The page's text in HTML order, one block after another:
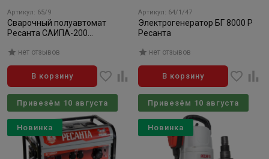
Артикул: 65/9
Сварочный полуавтомат
Ресанта САИПА-200
нет отзывов
В корзину
Артикул: 64/1/47
Электрогенератор БГ 8000 Р
Ресанта
нет отзывов
В корзину
Привезём 10 августа
Новинка
Привезём 10 августа
Новинка